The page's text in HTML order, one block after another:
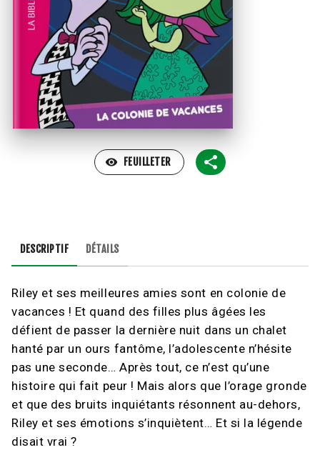
visibility FEUILLETER
DESCRIPTIF DÉTAILS
Riley et ses meilleures amies sont en colonie de
vacances ! Et quand des filles plus âgées les
défient de passer la dernière nuit dans un chalet
hanté par un ours fantôme, l’adolescente n’hésite
pas une seconde… Après tout, ce n’est qu’une
histoire qui fait peur ! Mais alors que l’orage gronde
et que des bruits inquiétants résonnent au-dehors,
Riley et ses émotions s’inquiètent… Et si la légende
disait vrai ?